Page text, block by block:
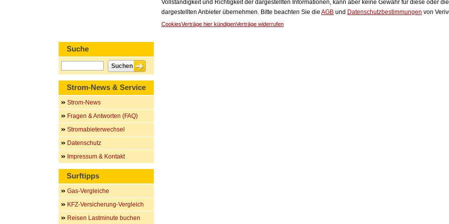
Vollständigkeit und Richtigkeit der dargestellten Informationen, kann aber keine Gewähr für diese oder
dargestellten Anbieter übernehmen. Bitte beachten Sie die AGB und Datenschutzbestimmungen von
CookiesVerträge hier kündigenVerträge widerrufen
Suche
Strom-News & Service
Strom-News
Fragen & Antworten (FAQ)
Stromabieterwechsel
Datenschutz
Impressum & Kontakt
Surftipps
Gas-Vergleiche
KFZ-Versicherung-Vergleich
Reisen Lastminute buchen